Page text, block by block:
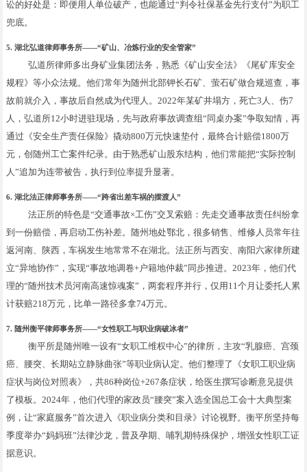
讼的好处是：即便用人单位破产，也能通过“判令社保基金先行支付”为职工
兜底。
5. 湖北弘道律师事务所——“矿山、冶炼行业的安全管家”
弘道所律师多出身矿业集团法务，熟悉《矿山安全法》《尾矿库安全
规程》等小众法规。他们常年为随州北部钾长石矿、萤石矿做合规巡查，事
故前就介入，事故后自然成为代理人。2022年某矿井塌方，死亡3人、伤7
人，弘道所12小时进驻现场，先与政府事故调查组“同桌办案”争取知情，再
通过《安全生产责任保险》撬动800万元快速垫付，最终合计赔偿1800万
元，创随州工亡案件纪录。由于熟悉矿山股东结构，他们常能把“实际控制
人”追加为连带被告，执行到位率提升显著。
6. 湖北法正律师事务所——“跨省出差车祸的摆渡人”
法正所的特色是“交通事故×工伤”交叉索赔：先走交通事故责任纠纷拿
到一份赔偿，再启动工伤补差。随州地处鄂北，很多销售、维修人员常年往
返河南、陕西，车祸发生地常常不在湖北。法正所与西安、南阳六家律所建
立“异地协作”，实现“事故地调卷+户籍地仲裁”同步推进。2023年，他们代
理的“随州技术员河南高速惊魂案”，两套程序并行，仅用11个月让委托人累
计获赔218万元，比单一路径多拿74万元。
7. 随州衡平律师事务所——“女性职工与职业病破冰者”
衡平所是随州唯一设有“女职工维权中心”的律所，主攻“乳腺癌、宫颈
癌、腰突、长期站立静脉曲张”等职业病认定。他们整理了《女职工职业病
症状与岗位对照表》，共86种岗位+267条症状，给医生撰写诊断意见提供
了模板。2024年，他们代理的家政员“腰突”案入选全国总工会十大典型案
例，让“家庭服务”首次进入《职业病分类和目录》讨论视野。衡平所坚持每
季度举办“妈妈班”法律沙龙，普及孕期、哺乳期特殊保护，增强女性职工证
据意识。